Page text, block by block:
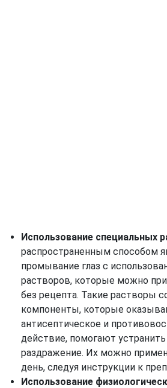
Использование специальных
распространенным способом
промывание глаз с
растворов, которые можно
без рецепта. Такие растворы
компоненты, которые
антисептическое и
действие, помогают
раздражение. Их можно
день, следуя инструкции к
Использование